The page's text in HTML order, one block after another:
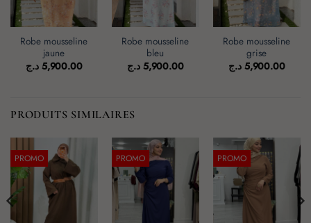
Robe mousseline
jaune
5,900.00 د.ج
Robe mousseline
bleu
5,900.00 د.ج
Robe mousseline
grise
5,900.00 د.ج
PRODUITS SIMILAIRES
PROMO PROMO PROMO